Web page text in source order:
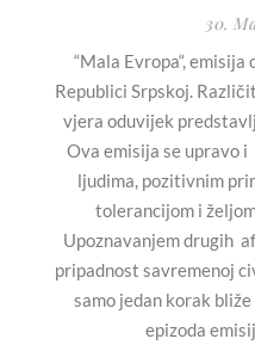
30.
“Mala Evropa“,
Republici Srpskoj.
vjera oduvijek
Ova emisija se upravo
ljudima, pozitivnim
tolerancijom i
Upoznavanjem drugih
pripadnost savremenoj
samo jedan korak
epizoda